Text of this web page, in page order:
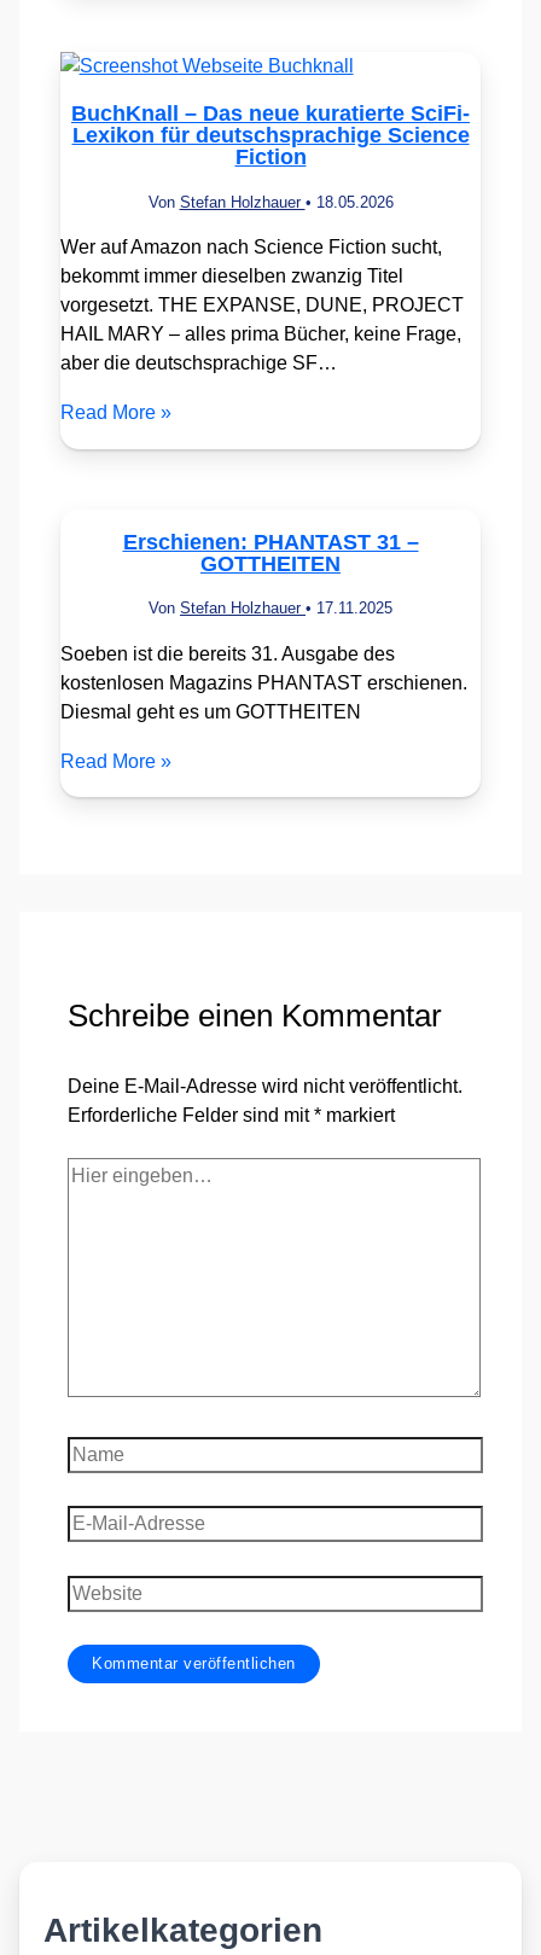
BuchKnall – Das neue kuratierte SciFi-
Lexikon für deutschsprachige Science
Fiction
Von Stefan Holzhauer • 18.05.2026
Wer auf Amazon nach Science Fiction sucht,
bekommt immer dieselben zwanzig Titel
vorgesetzt. THE EXPANSE, DUNE, PROJECT
HAIL MARY – alles prima Bücher, keine Frage,
aber die deutschsprachige SF…
Read More »
Erschienen: PHANTAST 31 –
GOTTHEITEN
Von Stefan Holzhauer • 17.11.2025
Soeben ist die bereits 31. Ausgabe des
kostenlosen Magazins PHANTAST erschienen.
Diesmal geht es um GOTTHEITEN
Read More »
Schreibe einen Kommentar
Deine E-Mail-Adresse wird nicht veröffentlicht.
Erforderliche Felder sind mit* markiert
Hier
Name
E-
Mail-
Adresse
Website
Artikelkategorien